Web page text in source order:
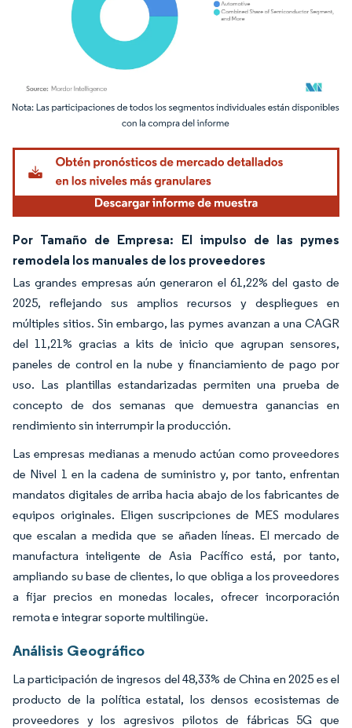
Imagen © Mordor Intelligence. El uso requiere atribución según CC BY 4.0.
Por Tamaño de Empresa: El impulso de las pymes
remodela los manuales de los proveedores
Las grandes empresas aún generaron el 61,22% del gasto de
2025, reflejando sus amplios recursos y despliegues en
múltiples sitios. Sin embargo, las pymes avanzan a una CAGR
del 11,21% gracias a kits de inicio que agrupan sensores,
paneles de control en la nube y financiamiento de pago por
uso. Las plantillas estandarizadas permiten una prueba de
concepto de dos semanas que demuestra ganancias en
rendimiento sin interrumpir la producción.
Las empresas medianas a menudo actúan como proveedores
de Nivel 1 en la cadena de suministro y, por tanto, enfrentan
mandatos digitales de arriba hacia abajo de los fabricantes de
equipos originales. Eligen suscripciones de MES modulares
que escalan a medida que se añaden líneas. El mercado de
manufactura inteligente de Asia Pacífico está, por tanto,
ampliando su base de clientes, lo que obliga a los proveedores
a fijar precios en monedas locales, ofrecer incorporación
remota e integrar soporte multilingüe.
Análisis Geográfico
La participación de ingresos del 48,33% de China en 2025 es el
producto de la política estatal, los densos ecosistemas de
proveedores y los agresivos pilotos de fábricas 5G que